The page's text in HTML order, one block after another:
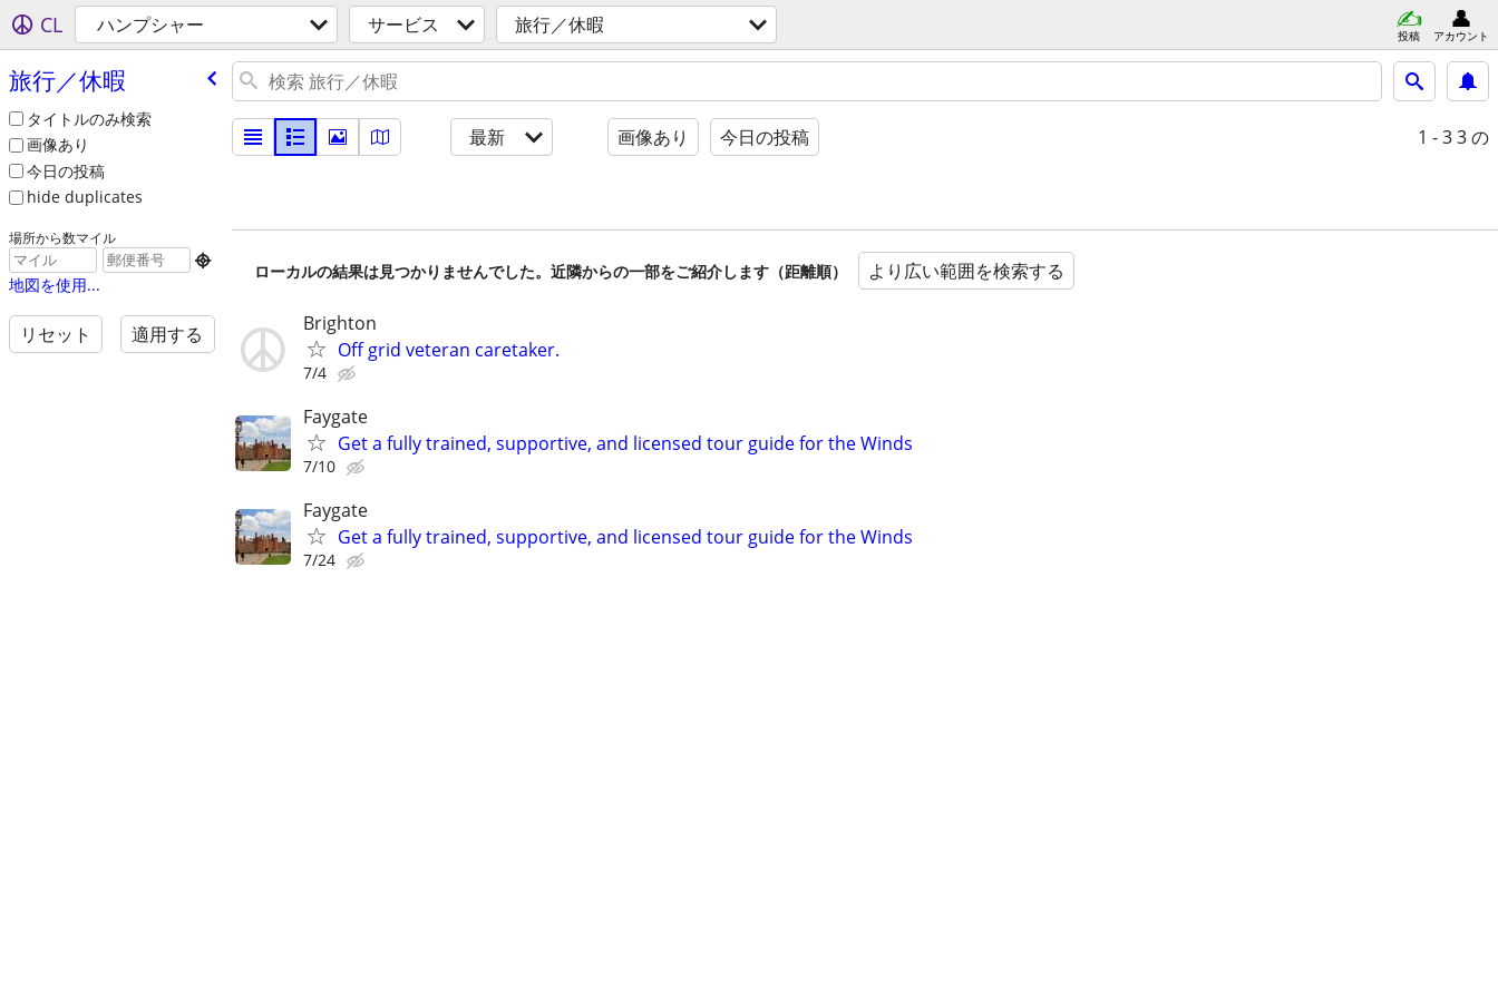
CL ハンプシャー サービス 旅行／休暇 投稿 アカウント
旅行／休暇
タイトルのみ検索
画像あり
今日の投稿
hide duplicates
場所から数マイル

地図を使用...
リセット 適用する
最新 画像あり 今日の投稿 1 - 33 の
ローカルの結果は見つかりませんでした。近隣からの一部をご紹介します（距離順） より広い範囲を検索する
Brighton
Off grid veteran caretaker.
7/4
Faygate
Get a fully trained, supportive, and licensed tour guide for the Winds
7/10
Faygate
Get a fully trained, supportive, and licensed tour guide for the Winds
7/24